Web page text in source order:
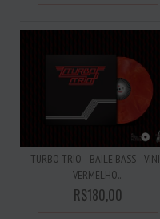
TURBO TRIO - BAILE BASS -
VERMELHO...
R$180,00